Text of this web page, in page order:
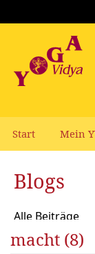
Start Mein
Blogs
Alle Beiträge
macht (8)